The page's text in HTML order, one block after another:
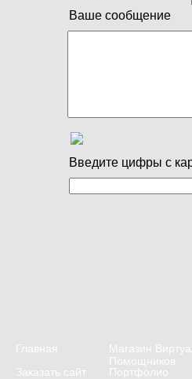
Ваше сообщение
Введите цифры с
Главная
Магазин
Помощников
Заказать сайт
Портфолио